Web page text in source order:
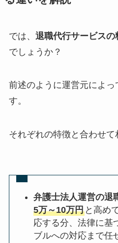
では、 退職代行サービスの
でしょうか？
前述のように運営元によっ
す。
それぞれの特徴と合わせて
弁護士法人運営の退
5万～10万円 と高め
応する分、法律に基
ブルへの対応まで任